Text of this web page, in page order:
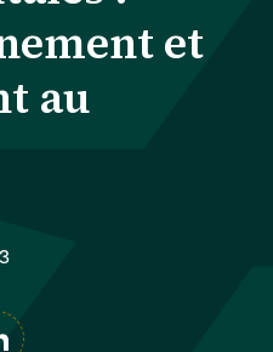
et
au